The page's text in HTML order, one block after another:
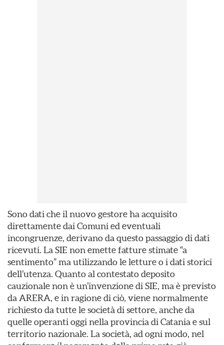
Sono dati che il nuovo gestore ha acquisito
direttamente dai Comuni ed eventuali
incongruenze, derivano da questo passaggio di dati
ricevuti. La SIE non emette fatture stimate “a
sentimento” ma utilizzando le letture o i dati storici
dell’utenza. Quanto al contestato deposito
cauzionale non è un’invenzione di SIE, ma è previsto
da ARERA, e in ragione di ciò, viene normalmente
richiesto da tutte le società di settore, anche da
quelle operanti oggi nella provincia di Catania e sul
territorio nazionale. La società, ad ogni modo, nel